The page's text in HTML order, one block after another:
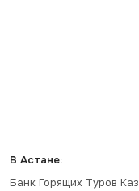
В Астане:
Банк Горящих Туров